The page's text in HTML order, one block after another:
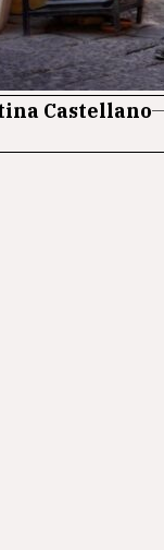
Castellano